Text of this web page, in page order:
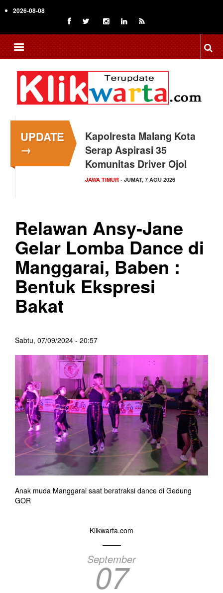
to
content
2026-08-08
UPDATE
→
Kapolresta Malang Kota
Serap Aspirasi 35
Komunitas Driver Ojol
JAWA TIMUR - JUMAT, 7 AGU 2026
Relawan Ansy-Jane
Gelar Lomba Dance di
Manggarai, Baben :
Bentuk Ekspresi
Bakat
Sabtu, 07/09/2024 - 20:57
Anak muda Manggarai saat beratraksi dance di Gedung
GOR
Klikwarta.com
September
07